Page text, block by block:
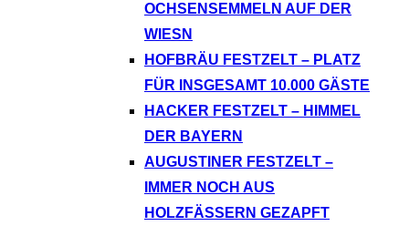
OCHSENSEMMELN AUF DER
WIESN
HOFBRÄU FESTZELT – PLATZ
FÜR INSGESAMT 10.000 GÄSTE
HACKER FESTZELT – HIMMEL
DER BAYERN
AUGUSTINER FESTZELT –
IMMER NOCH AUS
HOLZFÄSSERN GEZAPFT